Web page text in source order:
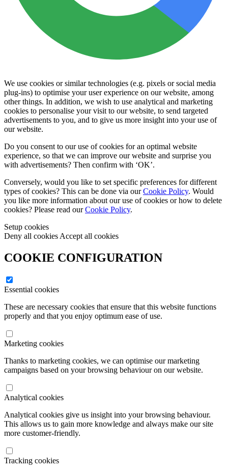
We use cookies or similar technologies (e.g. pixels or social media
plug-ins) to optimise your user experience on our website, among
other things. In addition, we wish to use analytical and marketing
cookies to personalise your visit to our website, to send targeted
advertisements to you, and to give us more insight into your use of
our website.
Do you consent to our use of cookies for an optimal website
experience, so that we can improve our website and surprise you
with advertisements? Then confirm with ‘OK’.
Conversely, would you like to set specific preferences for different
types of cookies? This can be done via ourCookie Policy. Would
you like more information about our use of cookies or how to delete
cookies? Please read ourCookie Policy.
Setup cookies
Deny all cookies Accept all cookies
COOKIE CONFIGURATION
Essential cookies
These are necessary cookies that ensure that this website functions
properly and that you enjoy optimum ease of use.
Marketing cookies
Thanks to marketing cookies, we can optimise our marketing
campaigns based on your browsing behaviour on our website.
Analytical cookies
Analytical cookies give us insight into your browsing behaviour.
This allows us to gain more knowledge and always make our site
more customer-friendly.
Tracking cookies